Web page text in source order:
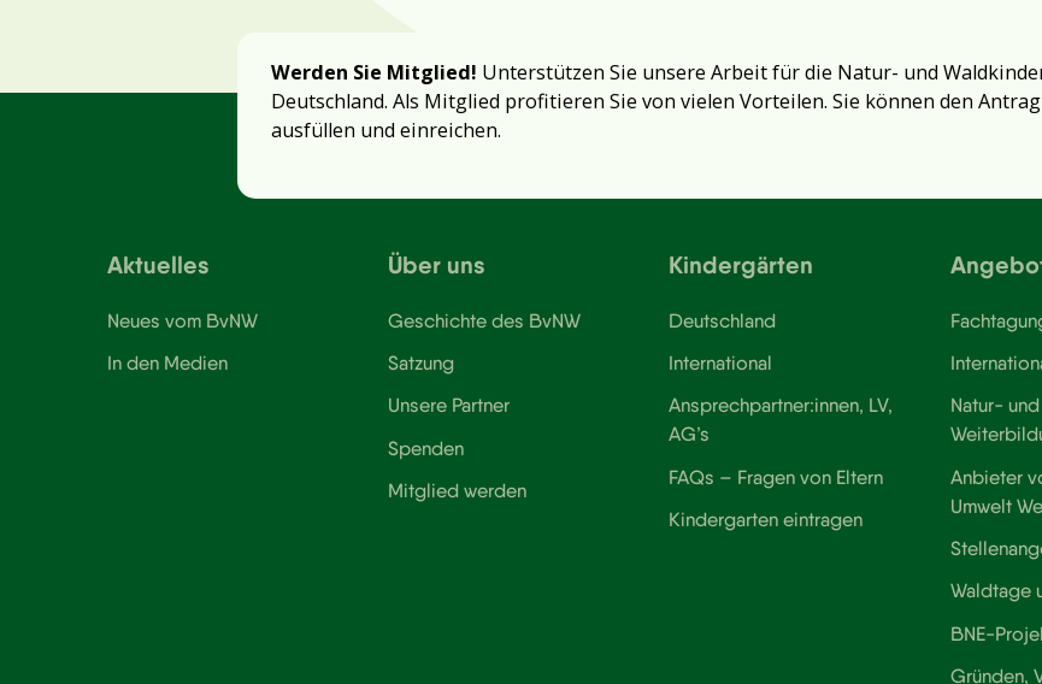
Werden Sie Mitglied! Unterstützen Sie unsere Arbeit für die Natur- und
Deutschland. Als Mitglied profitieren Sie von vielen Vorteilen. Sie können den
ausfüllen und einreichen.
Aktuelles
Neues vom BvNW
In den Medien
Über uns
Geschichte des BvNW
Satzung
Unsere Partner
Spenden
Mitglied werden
Kindergärten
Deutschland
International
Ansprechpartner:innen, LV,
AG’s
FAQs – Fragen von Eltern
Kindergarten eintragen
Natur-
Anbieter
Umwelt
Waldtage
BNE-
Gründen,